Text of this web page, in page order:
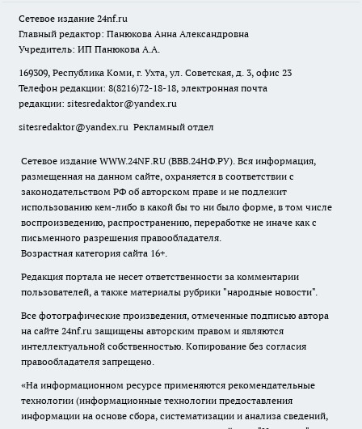
Сетевое издание 24nf.ru
Главный редактор: Панюкова Анна Александровна
Учредитель: ИП Панюкова А.А.
169309, Республика Коми, г. Ухта, ул. Советская, д. 3, офис 23
Телефон редакции: 8(8216)72-18-18, электронная почта
редакции: sitesredaktor@yandex.ru
sitesredaktor@yandex.ru Рекламный отдел
Сетевое издание WWW.24NF.RU (ВВВ.24НФ.РУ). Вся информация,
размещенная на данном сайте, охраняется в соответствии с
законодательством РФ об авторском праве и не подлежит
использованию кем-либо в какой бы то ни было форме, в том числе
воспроизведению, распространению, переработке не иначе как с
письменного разрешения правообладателя.
Возрастная категория сайта 16+.
Редакция портала не несет ответственности за комментарии
пользователей, а также материалы рубрики "народные новости".
Все фотографические произведения, отмеченные подписью автора
на сайте 24nf.ru защищены авторским правом и являются
интеллектуальной собственностью. Копирование без согласия
правообладателя запрещено.
«На информационном ресурсе применяются рекомендательные
технологии (информационные технологии предоставления
информации на основе сбора, систематизации и анализа сведений,